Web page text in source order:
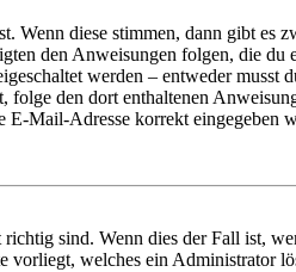
Wenn diese stimmen, dann gibt es
den Anweisungen folgen, die
werden – entweder musst
den dort enthaltenen
Mail-Adresse korrekt eingegeben
sind. Wenn dies der Fall ist,
vorliegt, welches ein Administrator